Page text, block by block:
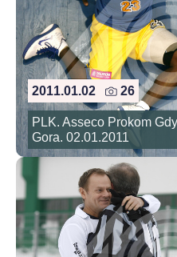
2011.01.02 26
PLK. Asseco Prokom
Gora. 02.01.2011